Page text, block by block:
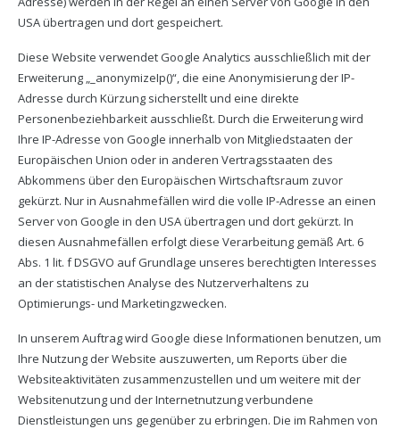
USA übertragen und dort gespeichert.
Diese Website verwendet Google Analytics ausschließlich mit der
Erweiterung „_anonymizeIp()“, die eine Anonymisierung der IP-
Adresse durch Kürzung sicherstellt und eine direkte
Personenbeziehbarkeit ausschließt. Durch die Erweiterung wird
Ihre IP-Adresse von Google innerhalb von Mitgliedstaaten der
Europäischen Union oder in anderen Vertragsstaaten des
Abkommens über den Europäischen Wirtschaftsraum zuvor
gekürzt. Nur in Ausnahmefällen wird die volle IP-Adresse an einen
Server von Google in den USA übertragen und dort gekürzt. In
diesen Ausnahmefällen erfolgt diese Verarbeitung gemäß Art. 6
Abs. 1 lit. f DSGVO auf Grundlage unseres berechtigten Interesses
an der statistischen Analyse des Nutzerverhaltens zu
Optimierungs- und Marketingzwecken.
In unserem Auftrag wird Google diese Informationen benutzen, um
Ihre Nutzung der Website auszuwerten, um Reports über die
Websiteaktivitäten zusammenzustellen und um weitere mit der
Websitenutzung und der Internetnutzung verbundene
Dienstleistungen uns gegenüber zu erbringen. Die im Rahmen von